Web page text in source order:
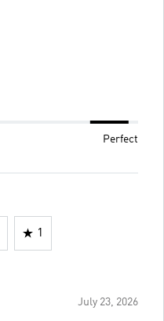
Perfect
1
July 23, 2026